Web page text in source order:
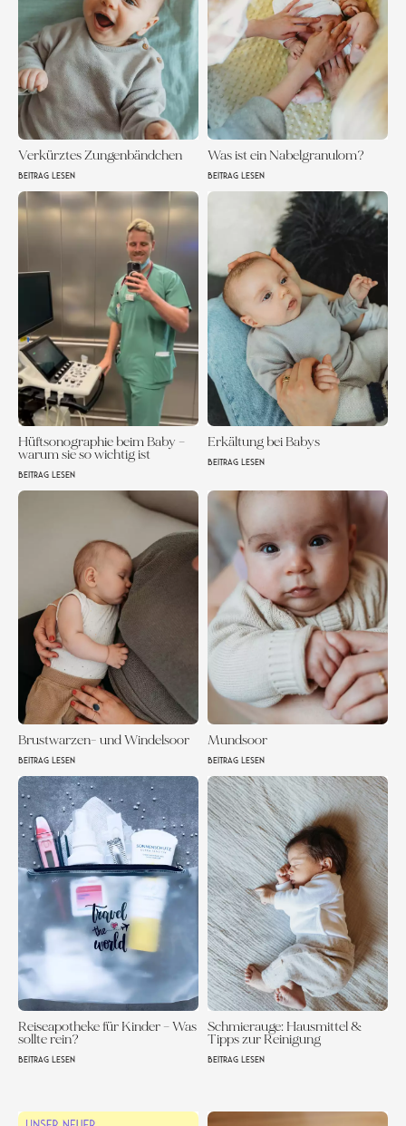
Verkürztes Zungenbändchen
BEITRAG LESEN
Was ist ein Nabelgranulom?
BEITRAG LESEN
Hüftsonographie beim Baby –
warum sie so wichtig ist
BEITRAG LESEN
Erkältung bei Babys
BEITRAG LESEN
Brustwarzen- und Windelsoor
BEITRAG LESEN
Mundsoor
BEITRAG LESEN
Reiseapotheke für Kinder – Was
sollte rein?
BEITRAG LESEN
Schmierauge: Hausmittel &
Tipps zur Reinigung
BEITRAG LESEN